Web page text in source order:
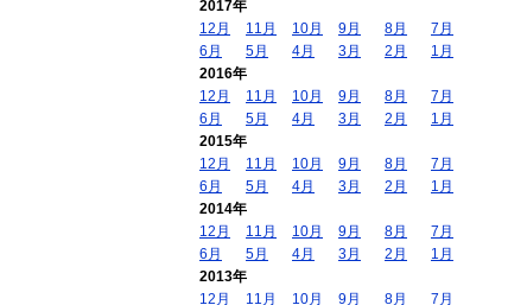
2017年
12月
11月 10月 9月 8月
7月
6月
5月 4月 3月 2月
1月
2016年
12月
11月 10月 9月 8月
7月
6月
5月 4月 3月 2月
1月
2015年
12月
11月 10月 9月 8月
7月
6月
5月 4月 3月 2月
1月
2014年
12月
11月 10月 9月 8月
7月
6月
5月 4月 3月 2月
1月
2013年
12月
11月 10月 9月 8月 7月